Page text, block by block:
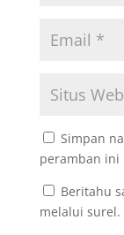
Simpan
peramban ini
Beritahu
melalui surel.